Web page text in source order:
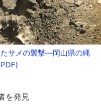
サメの襲撃―岡山県の縄
を発見